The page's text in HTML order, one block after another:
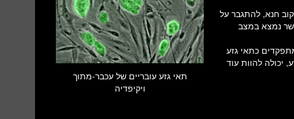
תאי גזע עובריים של עכבר-מתוך
ויקיפדיה
חנא, להתגבר על
נמצא במצב
כתאי גזע
יכולה להוות עוד